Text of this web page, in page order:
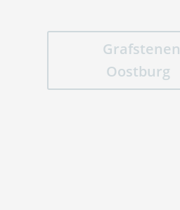
Grafstenen
Oostburg